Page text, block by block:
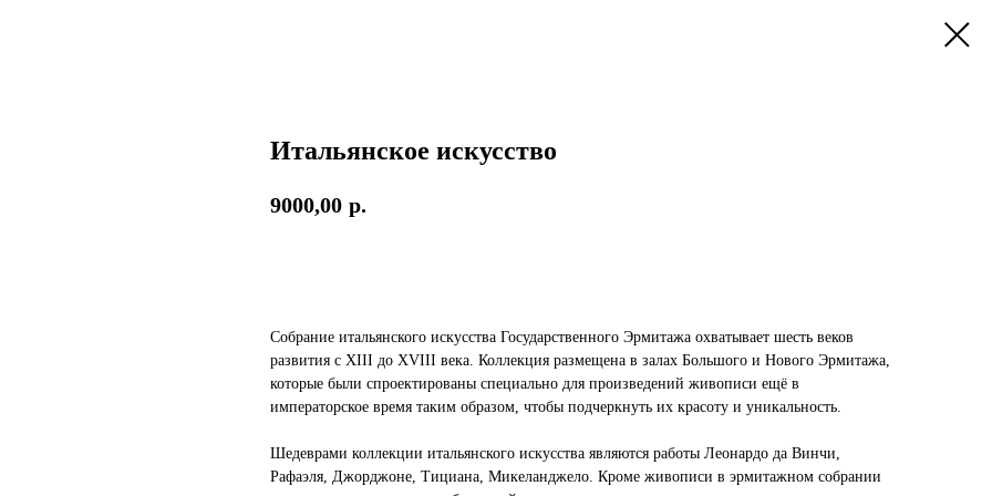
Итальянское искусство
9000,00 р.
Собрание итальянского искусства Государственного Эрмитажа охватывает шесть веков
развития с XIII до XVIII века. Коллекция размещена в залах Большого и Нового Эрмитажа,
которые были спроектированы специально для произведений живописи ещё в
императорское время таким образом, чтобы подчеркнуть их красоту и уникальность.
Шедеврами коллекции итальянского искусства являются работы Леонардо да Винчи,
Рафаэля, Джорджоне, Тициана, Микеланджело. Кроме живописи в эрмитажном собрании